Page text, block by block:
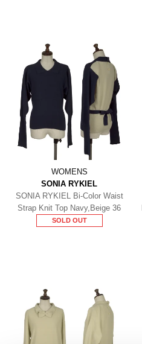
WOMENS
SONIA RYKIEL
SONIA RYKIEL Bi-Color Waist
Strap Knit Top Navy,Beige 36
SOLD OUT